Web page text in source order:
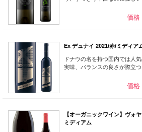
価格
Ex デュナイ 2021/赤/ミディア
ドナウの名を持つ国内では人
実味、バランスの良さが際立つ
価格
【オーガニックワイン】ヴォ
ミディアム